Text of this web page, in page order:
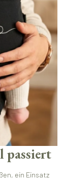
passiert
ein Einsatz